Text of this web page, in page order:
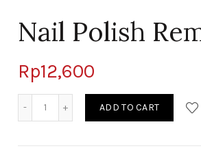
Nail Polish
Rp12,600
Quantity
ADD TO CART